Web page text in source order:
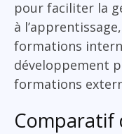
pour faciliter la
à
formations
développement
formations
Comparatif